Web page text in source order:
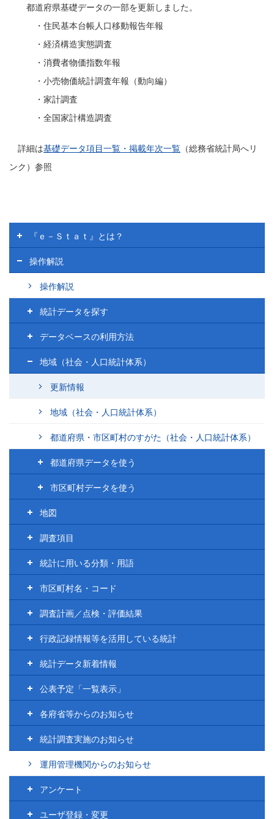
都道府県基礎データの一部を更新しました。
・住民基本台帳人口移動報告年報
・経済構造実態調査
・消費者物価指数年報
・小売物価統計調査年報（動向編）
・家計調査
・全国家計構造調査
詳細は基礎データ項目一覧・掲載年次一覧 （総務省統計局へリ
ンク）参照
ヘ
ル
プ
『ｅ－Ｓｔａｔ』とは？
操作解説
操作解説
統計データを探す
データベースの利用方法
地域（社会・人口統計体系）
更新情報
地域（社会・人口統計体系）
都道府県・市区町村のすがた（社会・人口統計体系）
都道府県データを使う
市区町村データを使う
地図
調査項目
統計に用いる分類・用語
市区町村名・コード
調査計画／点検・評価結果
行政記録情報等を活用している統計
統計データ新着情報
公表予定「一覧表示」
各府省等からのお知らせ
統計調査実施のお知らせ
運用管理機関からのお知らせ
アンケート
ユーザ登録・変更